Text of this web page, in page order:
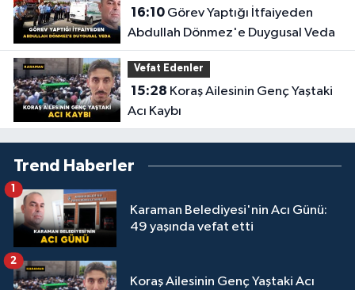
16:10Görev Yaptığı İtfaiyeden
Abdullah Dönmez'e Duygusal Veda
Vefat Edenler
15:28
Acı Kaybı
Trend Haberler
Karaman Belediyesi'nin Acı Günü:
49 yaşında vefat etti
1
Koraş Ailesinin Genç Yaştaki Acı
2